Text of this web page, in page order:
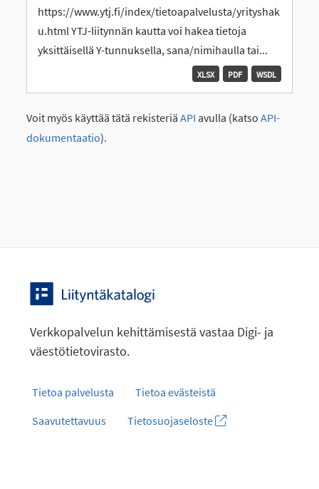
https://www.ytj.fi/index/tietoapalvelusta/yrityshak
u.html YTJ-liitynnän kautta voi hakea tietoja
yksittäisellä Y-tunnuksella, sana/nimihaulla tai...
WSDL
PDF
XLSX
Voit myös käyttää tätä rekisteriä API avulla (katso API-
dokumentaatio).
Verkkopalvelun kehittämisestä vastaa Digi- ja
väestötietovirasto.
Tietoa palvelusta
Tietoa evästeistä
Saavutettavuus
Tietosuojaseloste